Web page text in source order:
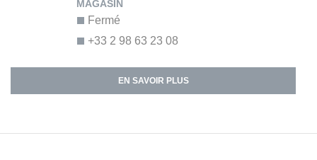
+33 2 98 63 23 08
Fermé
EN SAVOIR PLUS